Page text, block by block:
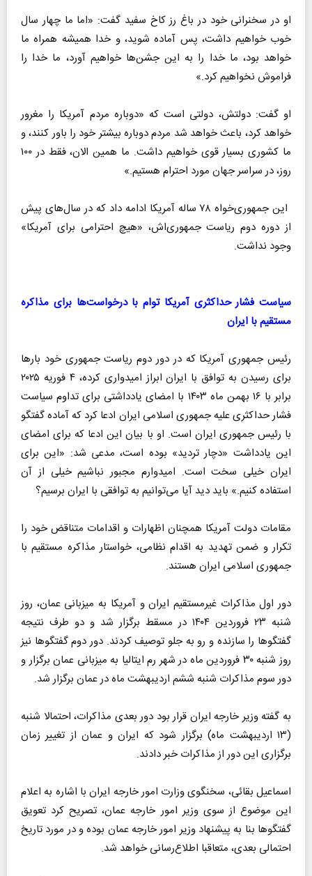
او در سخنرانی خود در باغ رز کاخ سفید گفت: «اما ما چهار سال
خوب خواهیم داشت، پس آماده شوید، و خدا همیشه همراه ما
خواهد بود، ما خدا را به این جشن‌ها خواهیم آورد، ما خدا را
فراموش نخواهیم کرد.»
او گفت: دولتش، دولتی است که «دوباره مردم آمریکا را مغرور
خواهد کرد، باعث خواهد شد مردم دوباره بیشتر خود را باور کنند، و
ما کشوری بسیار قوی خواهیم داشت. ما همین الان، فقط در ۱۰۰
روز، در سراسر جهان مورد احترام هستیم.»
این جمهوری‌خواه ۷۸ ساله آمریکا ادامه داد که در سال‌های پیش
از دوره دوم ریاست جمهوری‌اش، «هیچ احترامی برای آمریکا»
وجود نداشت.
سیاست فشار حداکثری آمریکا توام با درخواست‌ها برای مذاکره
مستقیم با ایران
رئیس جمهوری آمریکا که در دور دوم ریاست جمهوری خود بار‌ها
برای رسیدن به توافق با ایران ابراز امیدواری کرده، ۴ فوریه ۲۰۲۵
برابر با ۱۶ بهمن ماه ۱۴۰۳ با امضای یادداشتی برای تداوم سیاست
فشار حداکثری علیه جمهوری اسلامی ایران ادعا کرد که آماده گفتگو
با رئیس جمهوری ایران است. او با بیان این ادعا که برای امضای
این یادداشت «دچار تردید» بوده است، مدعی شد: «این برای
ایران خیلی سخت است. امیدوارم مجبور نباشیم خیلی از آن
استفاده کنیم.» باید دید آیا می‌توانیم به توافقی با ایران برسیم؟
مقامات دولت آمریکا همچنان اظهارات و اقدامات متناقض خود را
تکرار و ضمن تهدید به اقدام نظامی، خواستار مذاکره مستقیم با
جمهوری اسلامی ایران هستند.
دور اول مذاکرات غیرمستقیم ایران و آمریکا به میزبانی عمان، روز
شنبه ۲۳ فروردین ۱۴۰۴ در مسقط برگزار شد و دو طرف نتیجه
گفتگو‌ها را سازنده و رو به جلو توصیف کردند. دور دوم گفتگو‌ها نیز
روز شنبه ۳۰ فروردین ماه در شهر رم ایتالیا به میزبانی عمان برگزار و
دور سوم مذاکرات شنبه ششم اردیبهشت ماه در عمان برگزار شد.
به گفته وزیر خارجه ایران قرار بود دور بعدی مذاکرات، احتمالا شنبه
(۱۳ اردیبهشت ماه) برگزار شود که ایران و عمان از تغییر زمان
برگزاری این دور از مذاکرات خبر دادند.
اسماعیل بقائی، سخنگوی وزارت امور خارجه ایران با اشاره به اعلام
این موضوع از سوی وزیر امور خارجه عمان، تصریح کرد تعویق
گفتگو‌ها بنا به پیشنهاد وزیر امور خارجه عمان بوده و در مورد تاریخ
احتمالی بعدی، متعاقبا اطلاع‌رسانی خواهد شد.